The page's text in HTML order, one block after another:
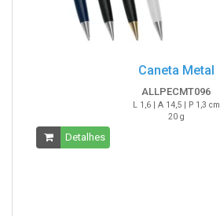
Caneta Metal
ALLPECMT096
L 1,6 | A 14,5 | P 1,3 cm
20 g
Detalhes